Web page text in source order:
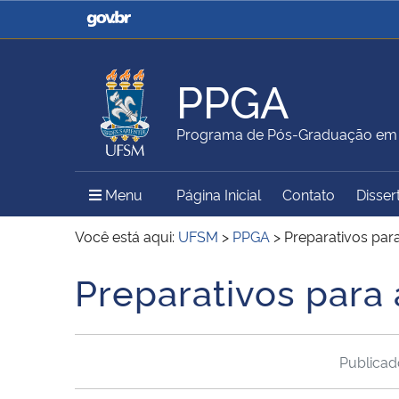
Casa Civil
Ministério da Justiça e
Ministério da Agricultura,
Pecuária e Abastecimento
Ministério da Educação
Ministério do Meio Ambiente Ministério do Turismo
Secretaria de Governo
Gabinete de Segurança
PPGA
Programa de Pós-Graduação
Menu Menu Principal do Sítio
Página Inicial Contato
Você está aqui: UFSM > PPGA > Preparativos
Início do conteúdo
Preparativos para